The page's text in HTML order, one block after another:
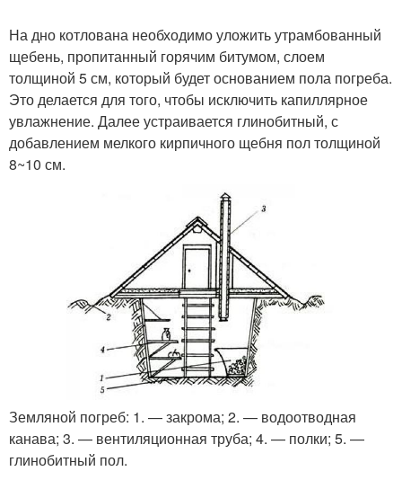
На дно котлована необходимо уложить утрамбованный
щебень, пропитанный горячим битумом, слоем
толщиной 5 см, который будет основанием пола погреба.
Это делается для того, чтобы исключить капиллярное
увлажнение. Далее устраивается глинобитный, с
добавлением мелкого кирпичного щебня пол толщиной
8~10 см.
Земляной погреб: 1. — закрома; 2. — водоотводная
канава; 3. — вентиляционная труба; 4. — полки; 5. —
глинобитный пол.